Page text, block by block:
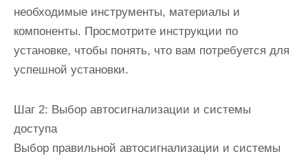
необходимые инструменты, материалы и
компоненты. Просмотрите инструкции по
установке, чтобы понять, что вам потребуется для
успешной установки.
Шаг 2: Выбор автосигнализации и системы
доступа
Выбор правильной автосигнализации и системы